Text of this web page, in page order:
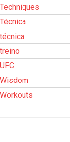
Techniques
Técnica
técnica
treino
UFC
Wisdom
Workouts